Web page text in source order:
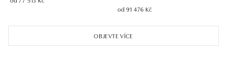
Einsteinova 18, 851 01 Bratislava
OBJEVTE VÍCE
od 91 476 Kč